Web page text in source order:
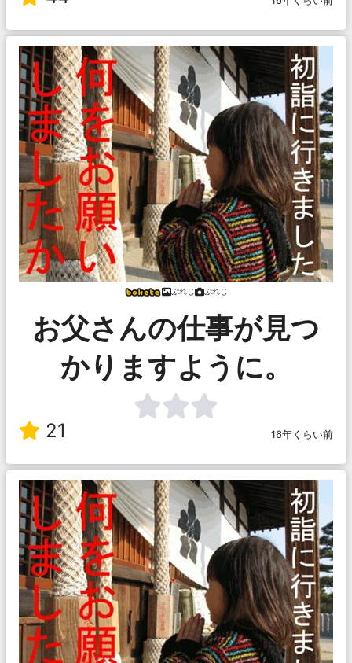
ぷれじ ぷれじ
お父さんの仕事が見つ
かりますように。
21 16年くらい前